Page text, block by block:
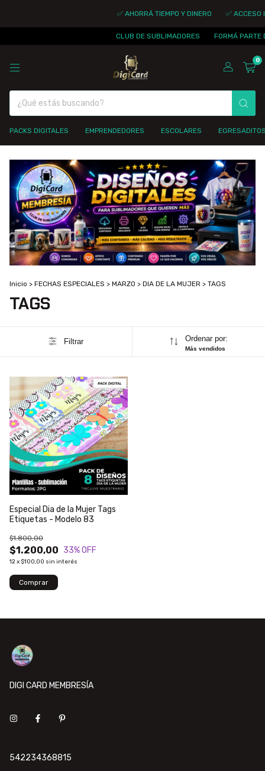
✅ AHORRÁ TIEMPO Y DINERO ✅ ACCESO
CLUB DE SUBLIMADORES FORMÁ PARTE
0
PACKS DIGITALES EMPRENDEDORES ESCOLARES
Inicio > FECHAS ESPECIALES > MARZO > DIA DE LA MUJER > TAGS
TAGS
Filtrar Ordenar por:
Más vendidos
Especial Dia de la Mujer Tags
Etiquetas - Modelo 83
$1.200,00
$1.800,00
33% OFF
12x $100,00 sin interés
DIGI CARD MEMBRESÍA
542234368815